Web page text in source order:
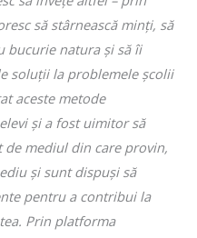
să stârnească minți, să
bucurie natura și să îi
soluții la problemele școlii
aceste metode
și a fost uimitor să
mediul din care provin,
și sunt dispuși să
pentru a contribui la
Prin platforma